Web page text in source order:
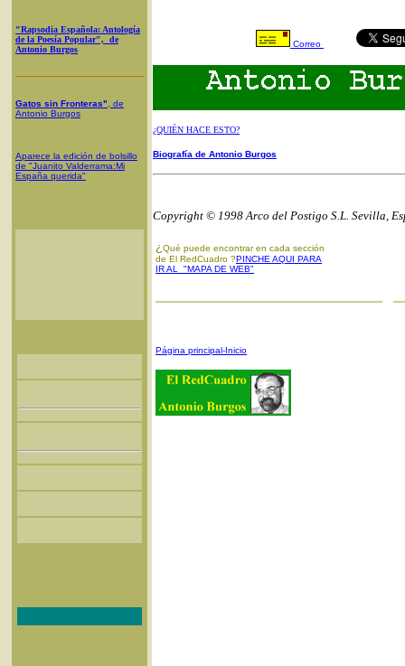
"Rapsodia Española: Antología
de la Poesía Popular", de
Antonio Burgos
Gatos sin Fronteras" , de
Antonio Burgos
Aparece la edición de bolsillo
de "Juanito Valderrama:Mi
España querida"
Correo
¿QUIÉN HACE ESTO?
Biografía de Antonio Burgos
Copyright © 1998 Arco del Postigo S.L. Sevilla,
¿ Qué puede encontrar en cada sección
de El RedCuadro ?PINCHE AQUI PARA
IR AL "MAPA DE WEB"
Página principal-Inicio